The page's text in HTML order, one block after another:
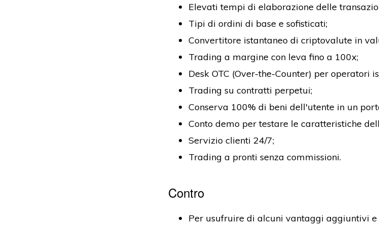
Elevati tempi di elaborazione delle
Tipi di ordini di base e sofisticati;
Convertitore istantaneo di criptovalute in
Trading a margine con leva fino a 100x;
Desk OTC (Over-the-Counter) per operatori
Trading su contratti perpetui;
Conserva 100% di beni dell'utente in un
Conto demo per testare le caratteristiche
Servizio clienti 24/7;
Trading a pronti senza commissioni.
Contro
Per usufruire di alcuni vantaggi aggiuntivi